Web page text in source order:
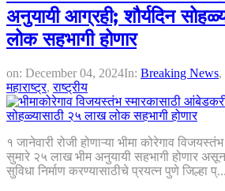
अनुयायी आग्रही; शौर्यदिन
लोक सहभागी होणार
on: December 04, 2024In: Breaking News,
महाराष्ट्र,राष्ट्रीय
१ जानेवारी रोजी होणाऱ्या भीमा कोरेगाव
सुमारे २५ लाख भीम अनुयायी सहभागी होणार असून
सुविधा निर्माण करण्यासाठीचे प्रयत्न पुणे जिल्हा प्...